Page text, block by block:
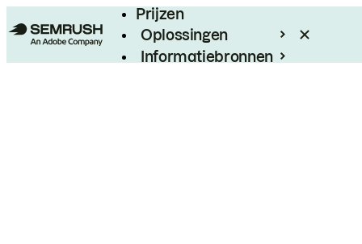
Prijzen
Oplossingen
Informatiebronnen